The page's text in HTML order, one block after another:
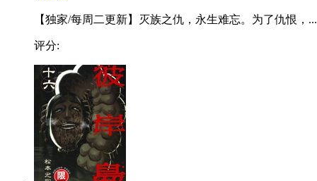
【独家/每周二更新】灭族之仇，永生难忘。为了仇恨，...
评分: